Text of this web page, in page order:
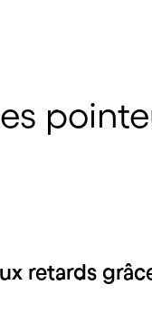
retards